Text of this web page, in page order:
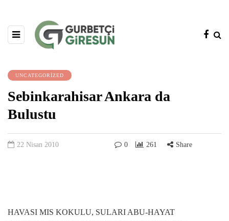
UNCATEGORIZED
Sebinkarahisar Ankara da
Bulustu
22 Nisan 2010 0 261 Share
HAVASI MIS KOKULU, SULARI ABU-HAYAT